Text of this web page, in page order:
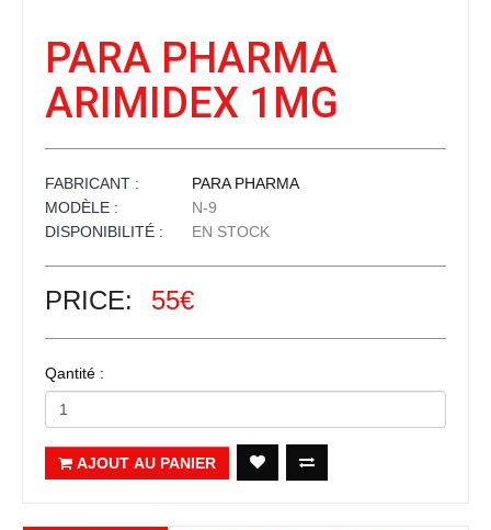
PARA PHARMA
ARIMIDEX 1MG
FABRICANT :
PARA PHARMA
MODÈLE :
N-9
DISPONIBILITÉ :
EN STOCK
PRICE: 55€
Qantité :
AJOUT AU PANIER